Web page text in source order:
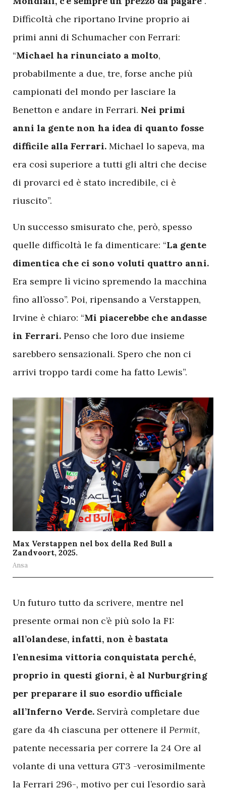
Difficoltà che riportano Irvine proprio ai
primi anni di Schumacher con Ferrari:
“Michael ha rinunciato a molto,
probabilmente a due, tre, forse anche più
campionati del mondo per lasciare la
Benetton e andare in Ferrari. Nei primi
anni la gente non ha idea di quanto fosse
difficile alla Ferrari. Michael lo sapeva, ma
era così superiore a tutti gli altri che decise
di provarci ed è stato incredibile, ci è
riuscito”.
Un successo smisurato che, però, spesso
quelle difficoltà le fa dimenticare: “La gente
dimentica che ci sono voluti quattro anni.
Era sempre lì vicino spremendo la macchina
fino all’osso”. Poi, ripensando a Verstappen,
Irvine è chiaro: “Mi piacerebbe che andasse
in Ferrari. Penso che loro due insieme
sarebbero sensazionali. Spero che non ci
arrivi troppo tardi come ha fatto Lewis”.
Max Verstappen nel box della Red Bull a
Zandvoort, 2025.
Ansa
Un futuro tutto da scrivere, mentre nel
presente ormai non c’è più solo la F1:
all’olandese, infatti, non è bastata
l’ennesima vittoria conquistata perché,
proprio in questi giorni, è al Nurburgring
per preparare il suo esordio ufficiale
all’Inferno Verde. Servirà completare due
gare da 4h ciascuna per ottenere il Permit,
patente necessaria per correre la 24 Ore al
volante di una vettura GT3 -verosimilmente
la Ferrari 296-, motivo per cui l’esordio sarà